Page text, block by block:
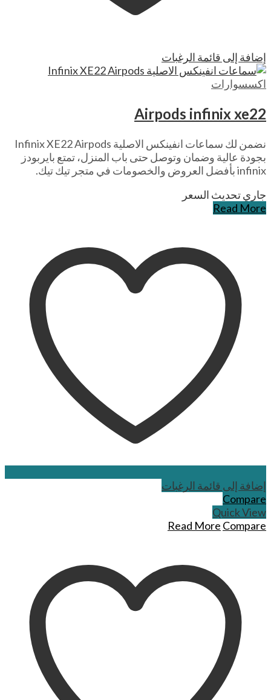
إضافة إلى قائمة الرغبات
اكسسوارات
Airpods infinix xe22
نضمن لك سماعات انفينكس الاصلية Infinix XE22 Airpods
بجودة عالية وضمان وتوصل حتى باب المنزل، تمتع بايربودز
infinix بأفضل العروض والخصومات في متجر تيك تيك.
جاري تحديث السعر
Read More
إضافة إلى قائمة الرغبات
Compare
Quick View
Read More Compare